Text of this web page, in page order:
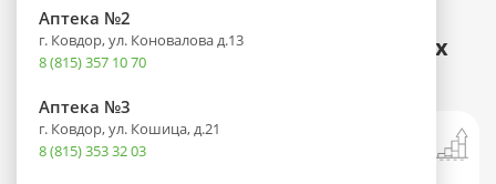
Аптека №2
г. Ковдор, ул. Коновалова д.13
8 (815) 357 10 70
Аптека №3
г. Ковдор, ул. Кошица, д.21
8 (815) 353 32 03
Каталог Лечебное и диетическое питание
Фиточай ЦВЕТУЩИЙ ЛУГ Друг Ваших
почек пак.-фильтр 1,5г №20